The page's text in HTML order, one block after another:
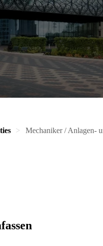
Mechaniker / Anlagen-